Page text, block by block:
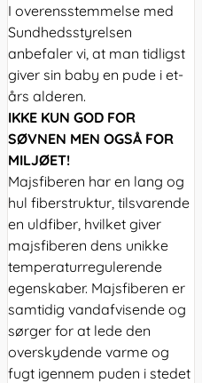
I overensstemmelse med
Sundhedsstyrelsen
anbefaler vi, at man tidligst
giver sin baby en pude i et-
års alderen.
IKKE KUN GOD FOR
SØVNEN MEN OGSÅ FOR
MILJØET!
Majsfiberen har en lang og
hul fiberstruktur, tilsvarende
en uldfiber, hvilket giver
majsfiberen dens unikke
temperaturregulerende
egenskaber. Majsfiberen er
samtidig vandafvisende og
sørger for at lede den
overskydende varme og
fugt igennem puden i stedet